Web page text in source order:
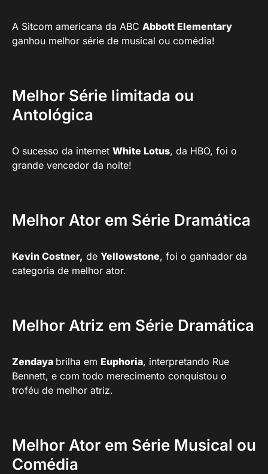
A Sitcom americana da ABC Abbott Elementary
ganhou melhor série de musical ou comédia!
Melhor Série limitada ou
Antológica
O sucesso da internet White Lotus, da HBO, foi o
grande vencedor da noite!
Melhor Ator em Série Dramática
Kevin Costner, de Yellowstone, foi o ganhador da
categoria de melhor ator.
Melhor Atriz em Série Dramática
Zendaya brilha em Euphoria, interpretando Rue
Bennett, e com todo merecimento conquistou o
troféu de melhor atriz.
Melhor Ator em Série Musical ou
Comédia